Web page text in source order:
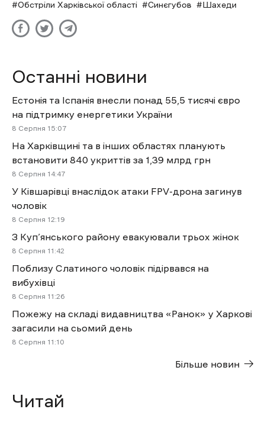
Обстріли Харківської області
Синєгубов Шахеди
Останні новини
Естонія та Іспанія внесли понад 55,5 тисячі євро
на підтримку енергетики України
8 Cерпня 15:07
На Харківщині та в інших областях планують
встановити 840 укриттів за 1,39 млрд грн
8 Cерпня 14:47
У Ківшарівці внаслідок атаки FPV-дрона загинув
чоловік
8 Cерпня 12:19
З Куп’янського району евакуювали трьох жінок
8 Cерпня 11:42
Поблизу Слатиного чоловік підірвався на
вибухівці
8 Cерпня 11:26
Пожежу на складі видавництва «Ранок» у Харкові
загасили на сьомий день
8 Cерпня 11:10
Більше новин
Читай